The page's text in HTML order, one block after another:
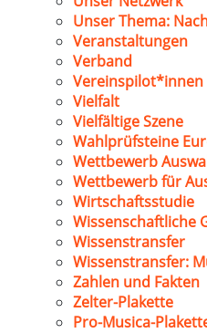
Unser Thema:
Veranstaltungen
Verband
Vereinspilot*innen
Vielfalt
Vielfältige Szene
Wahlprüfsteine
Wettbewerb
Wettbewerb für
Wirtschaftsstudie
Wissenschaftliche
Wissenstransfer
Wissenstransfer:
Zahlen und Fakten
Zelter-Plakette
Pro-Musica-